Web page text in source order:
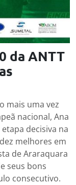
da ANTT
mais uma vez
nacional, Ana
decisiva na
melhores em
de Araraquara
seus bons
consecutivo.